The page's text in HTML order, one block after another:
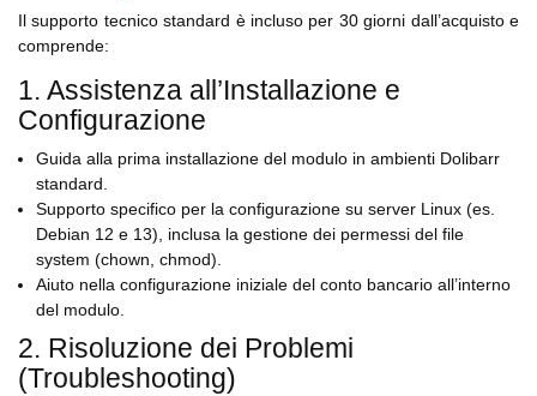
Il supporto tecnico standard è incluso per 30 giorni dall’acquisto e
comprende:
1. Assistenza all’Installazione e
Configurazione
Guida alla prima installazione del modulo in ambienti Dolibarr
standard.
Supporto specifico per la configurazione su server Linux (es.
Debian 12 e 13), inclusa la gestione dei permessi del file
system (chown, chmod).
Aiuto nella configurazione iniziale del conto bancario all’interno
del modulo.
2. Risoluzione dei Problemi
(Troubleshooting)